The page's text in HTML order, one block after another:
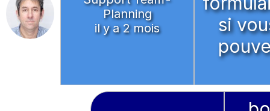
Planning
il y a 2 mois
si